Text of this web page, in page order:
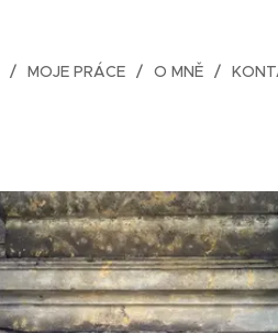
MOJE PRÁCE O MNĚ